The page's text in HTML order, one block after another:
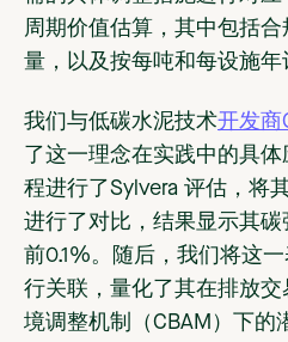
周期价值估算，其中包括
量，以及按每吨和每设施年
我们与低碳水泥技术开发商
了这一理念在实践中的具
程进行了Sylvera 评估，将
进行了对比，结果显示其
前0.1%。随后，我们将这
行关联，量化了其在排放交
境调整机制（CBAM）下的